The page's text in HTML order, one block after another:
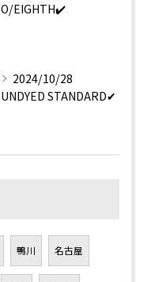
O/EIGHTH✔️
2024/10/28
UNDYED STANDARD✔︎
鴨川 名古屋